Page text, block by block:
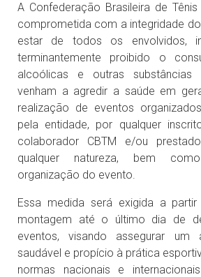
A Confederação Brasileira de
comprometida com a integridade
estar de todos os envolvidos,
terminantemente proibido o
alcoólicas e outras substâncias
venham a agredir a saúde em
realização de eventos
pela entidade, por qualquer
colaborador CBTM e/ou
qualquer natureza, bem
organização do evento.
Essa medida será exigida a
montagem até o último dia de
eventos, visando assegurar um
saudável e propício à prática
normas nacionais e